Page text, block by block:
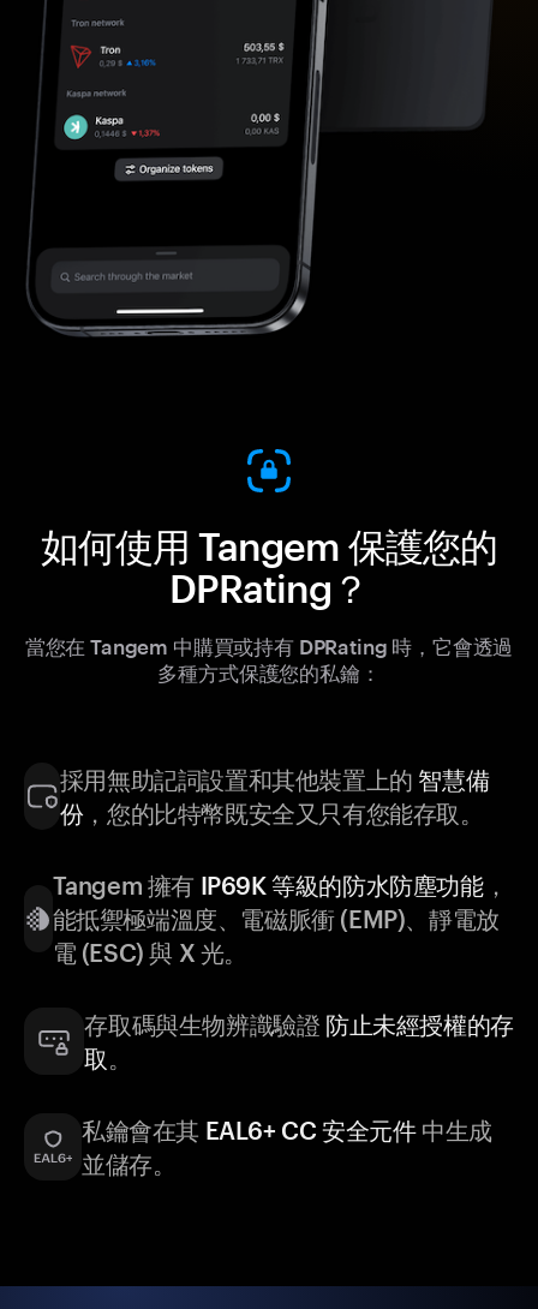
如何使用 Tangem 保護您的
DPRating？
當您在 Tangem 中購買或持有 DPRating 時，它會透過
多種方式保護您的私鑰：
採用無助記詞設置和其他裝置上的 智慧備
份，您的比特幣既安全又只有您能存取。
Tangem 擁有 IP69K 等級的防水防塵功能，
能抵禦極端溫度、電磁脈衝 (EMP)、靜電放
電 (ESC) 與 X 光。
存取碼與生物辨識驗證 防止未經授權的存
取 。
私鑰會在其 EAL6+ CC 安全元件中生成
並儲存。